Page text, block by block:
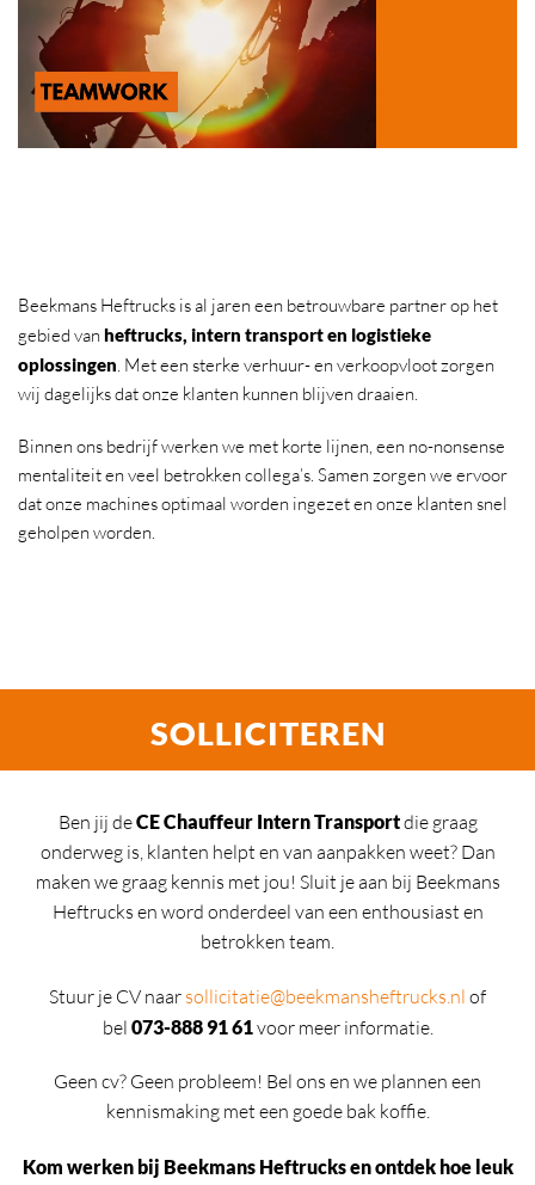
Beekmans Heftrucks is al jaren een betrouwbare partner op het
gebied van heftrucks, intern transport en logistieke
oplossingen. Met een sterke verhuur- en verkoopvloot zorgen
wij dagelijks dat onze klanten kunnen blijven draaien.
Binnen ons bedrijf werken we met korte lijnen, een no-nonsense
mentaliteit en veel betrokken collega’s. Samen zorgen we ervoor
dat onze machines optimaal worden ingezet en onze klanten snel
geholpen worden.
SOLLICITEREN
Ben jij deCE Chauffeur Intern Transportdie graag
onderweg is, klanten helpt en van aanpakken weet? Dan
maken we graag kennis met jou! Sluit je aan bij Beekmans
Heftrucks en word onderdeel van een enthousiast en
betrokken team.
Stuur je CV naar sollicitatie@beekmansheftrucks.nl of
bel 073-888 91 61voor meer informatie.
Geen cv? Geen probleem! Bel ons en we plannen een
kennismaking met een goede bak koffie.
Kom werken bij Beekmans Heftrucks en ontdek hoe leuk